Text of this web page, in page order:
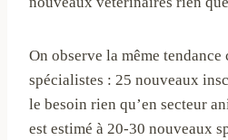
On observe la même
spécialistes : 25 nouveaux
le besoin rien qu’en secteur
est estimé à 20-30 nouveaux